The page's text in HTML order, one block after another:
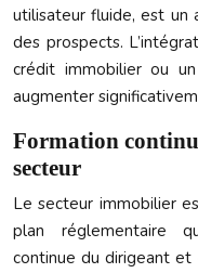
utilisateur fluide, est
des prospects.
crédit immobilier ou
augmenter
Formation
secteur
Le secteur immobilier
plan réglementaire
continue du dirigeant et